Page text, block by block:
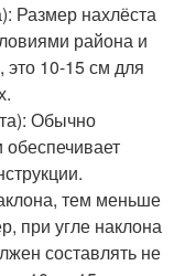
Размер нахлёста
района и
это 10-15 см для
Обычно
тем меньше
при угле наклона
составлять не